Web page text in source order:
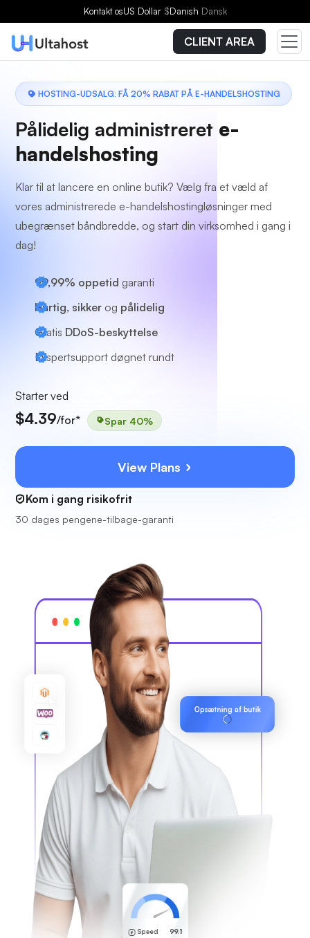
Kontakt osUS Dollar $Danish Dansk
CLIENT AREA
HOSTING-UDSALG: FÅ 20% RABAT PÅ E-HANDELSHOSTING
Pålidelig administreret e-
handelshosting
Klar til at lancere en online butik? Vælg fra et væld af
vores administrerede e-handelshostingløsninger med
ubegrænset båndbredde, og start din virksomhed i gang i
dag!
99,99% oppetid garanti
Hurtig, sikker og pålidelig
Gratis DDoS-beskyttelse
Ekspertsupport døgnet rundt
Starter ved
$4.39/for* Spar 40%
View Plans
Kom i gang risikofrit
30 dages pengene-tilbage-garanti
Opsætning af butik
Speed 99.1